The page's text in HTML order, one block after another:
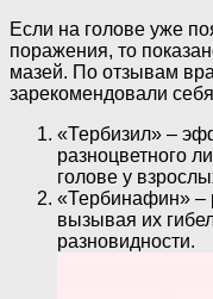
Если на голове уже
поражения, то
мазей. По отзывам
зарекомендовали
«Тербизил» –
разноцветного
голове у
«Тербинафин» –
вызывая их
разновидности.